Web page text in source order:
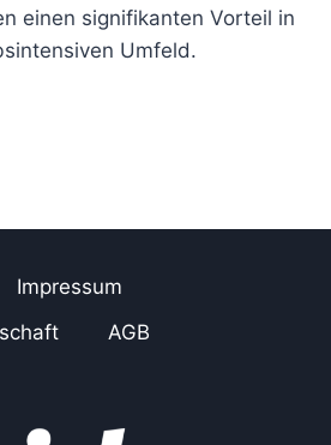
einen signifikanten Vorteil in
Umfeld.
Impressum
AGB